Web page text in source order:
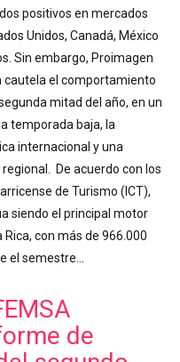
positivos en mercados
Unidos, Canadá, México
Sin embargo, Proimagen
cautela el comportamiento
mitad del año, en un
temporada baja, la
internacional y una
De acuerdo con los
de Turismo (ICT),
siendo el principal motor
con más de 966.000
el semestre…
de